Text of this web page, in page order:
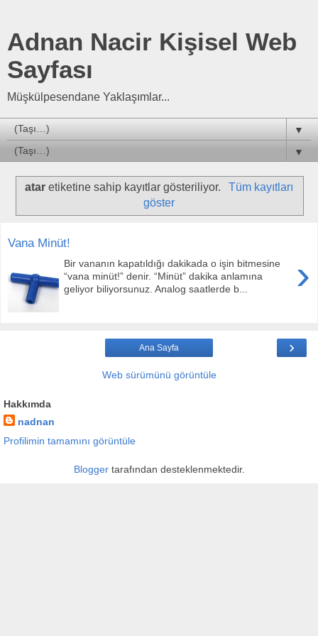
Adnan Nacir Kişisel Web
Sayfası
Müşkülpesendane Yaklaşımlar...
▼
▼
atar etiketine sahip kayıtlar gösteriliyor.
Tüm kayıtları
göster
Vana Minüt!
›
Bir vananın kapatıldığı dakikada o işin bitmesine
“vana minüt!” denir. “Minüt” dakika anlamına
geliyor biliyorsunuz. Analog saatlerde b...
›
Ana Sayfa
Web sürümünü görüntüle
Hakkımda
nadnan
Profilimin tamamını görüntüle
Bloggertarafından desteklenmektedir.